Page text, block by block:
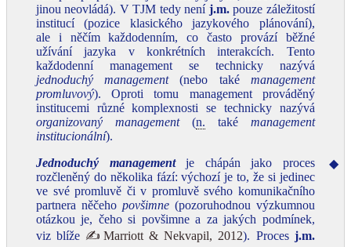
jinou neovládá). V TJM tedy není j.m.pouze záležitostí
institucí (pozice klasického jazykového plánování),
ale i něčím každodenním, co často provází běžné
užívání jazyka v konkrétních interakcích. Tento
každodenní management se technicky nazývá
jednoduchý management(nebo také management
promluvový). Oproti tomu management prováděný
institucemi různé komplexnosti se technicky nazývá
organizovaný management(n. také management
institucionální).
Jednoduchý managementje chápán jako proces
rozčleněný do několika fází: výchozí je to, že si jedinec
ve své promluvě či v promluvě svého komunikačního
partnera něčeho povšimne(pozoruhodnou výzkumnou
otázkou je, čeho si povšimne a za jakých podmínek,
viz blíže ✍Marriott & Nekvapil, 2012). Proces j.m.
◆